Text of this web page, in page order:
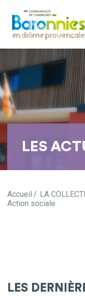
LES
Accueil LA
Action sociale
LES